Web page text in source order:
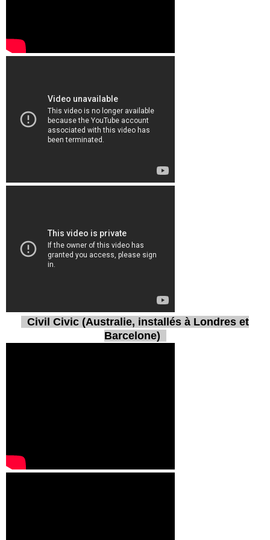
Civil Civic (Australie, installés à Londres et
Barcelone)